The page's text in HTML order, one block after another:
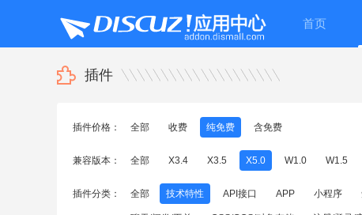
首页
插件
插件价格： 全部 收费 纯免费 含免费
兼容版本： 全部 X3.4 X3.5 X5.0 W1.0 W1.5
插件分类： 全部 技术特性 API接口 APP 小程序